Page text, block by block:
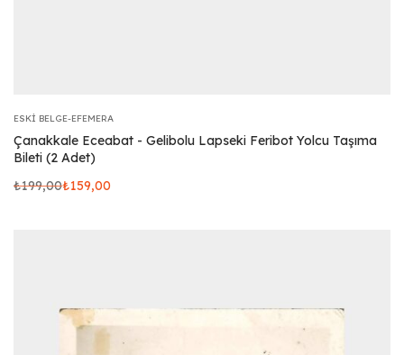
ESKI BELGE-EFEMERA
Çanakkale Eceabat - Gelibolu Lapseki Feribot Yolcu Taşıma
Bileti (2 Adet)
₺199,00₺159,00